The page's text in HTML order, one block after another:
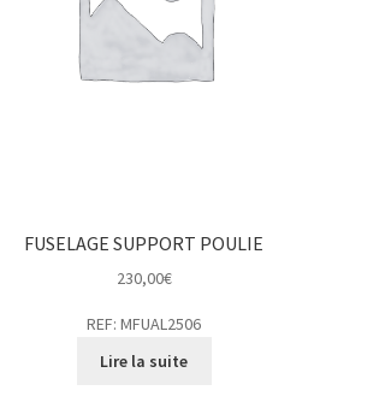
FUSELAGE SUPPORT POULIE
230,00€
REF: MFUAL2506
Lire la suite